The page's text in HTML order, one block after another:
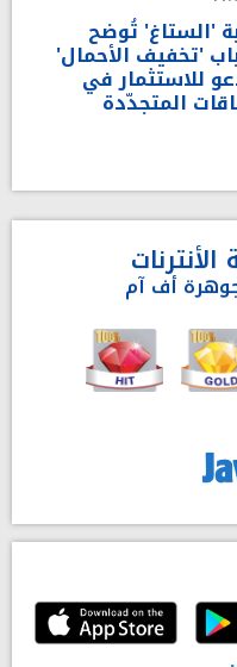
'الستاغ' تُوضح
'تخفيف الأحمال'
للاستثمار في
المتجدّدة
أف آم